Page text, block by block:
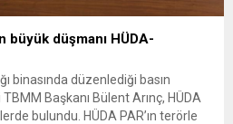
büyük düşmanı HÜDA-
binasında düzenlediği basın
Başkanı Bülent Arınç, HÜDA
bulundu. HÜDA PAR’ın terörle